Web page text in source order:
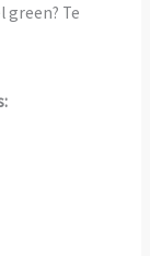
green? Te